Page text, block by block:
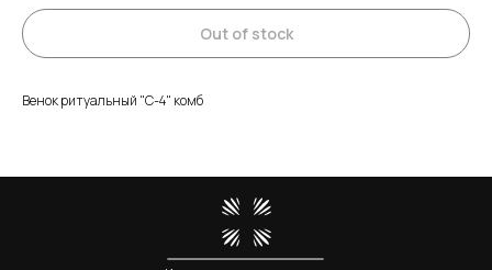
Out of stock
Венок ритуальный "С-4" комб